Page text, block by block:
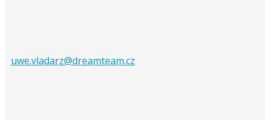
uwe.vladarz@dreamteam.cz